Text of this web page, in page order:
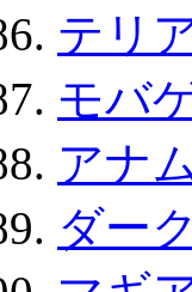
テリ
モバ
アナ
ダー